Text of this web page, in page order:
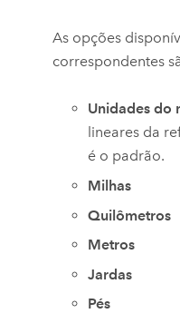
As opções
correspondentes
Unidades do
lineares da
é o padrão.
Milhas
Quilômetros
Metros
Jardas
Pés